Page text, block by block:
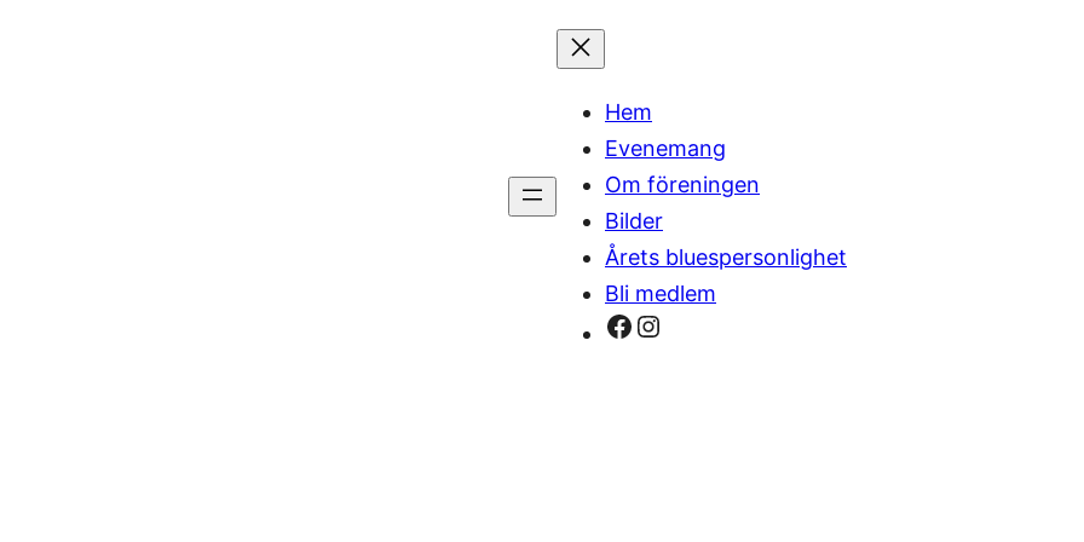
Hem
Evenemang
Om föreningen
Bilder
Årets bluespersonlighet
Bli medlem
Facebook
Instagram